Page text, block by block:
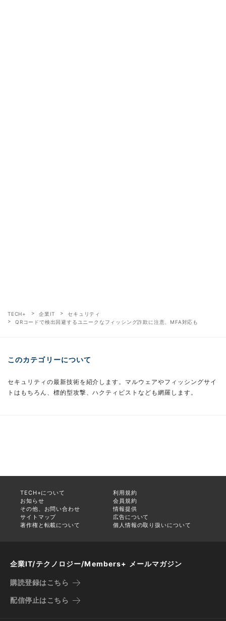
TECH+ 企業IT
セキュリティ
QRコードで検出回避するユニークなフィッシング詐欺に注意、MFA対応も
このカテゴリーについて
セキュリティの最新技術を紹介します。マルウェアやフィッシングサイ
トはもちろん、標的型攻撃、ハクティビストなども網羅します。
TECH+について
利用規約
お知らせ
会員規約
その他、お問い合わせ
情報提供
サイトマップ
広告について
著作権と転載について
個人情報の取り扱いについて
企業IT/テクノロジー/Members+ メールマガジン
購読登録はこちら
配信停止はこちら